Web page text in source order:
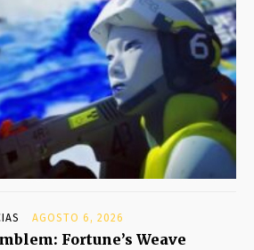
AGOSTO 6, 2026
Fortune’s Weave